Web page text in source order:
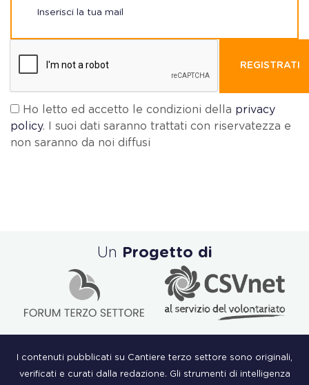
REGISTRATI
Ho letto ed accetto le condizioni della privacy
policy. I suoi dati saranno trattati con riservatezza e
non saranno da noi diffusi
Un Progetto di
I contenuti pubblicati su Cantiere terzo settore sono originali,
verificati e curati dalla redazione. Gli strumenti di intelligenza